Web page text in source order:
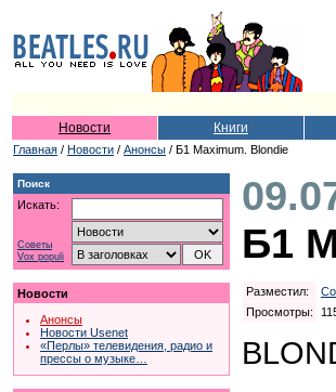
Новости Книги
Главная / Новости / Анонсы / Б1 Maximum. Blondie
Поиск
Искать:
Советы
Vox populi
Новости
Анонсы
Новости Usenet
«Перлы» телевидения, радио и
прессы о музыке…
Б1
Разместил:
Просмотры: